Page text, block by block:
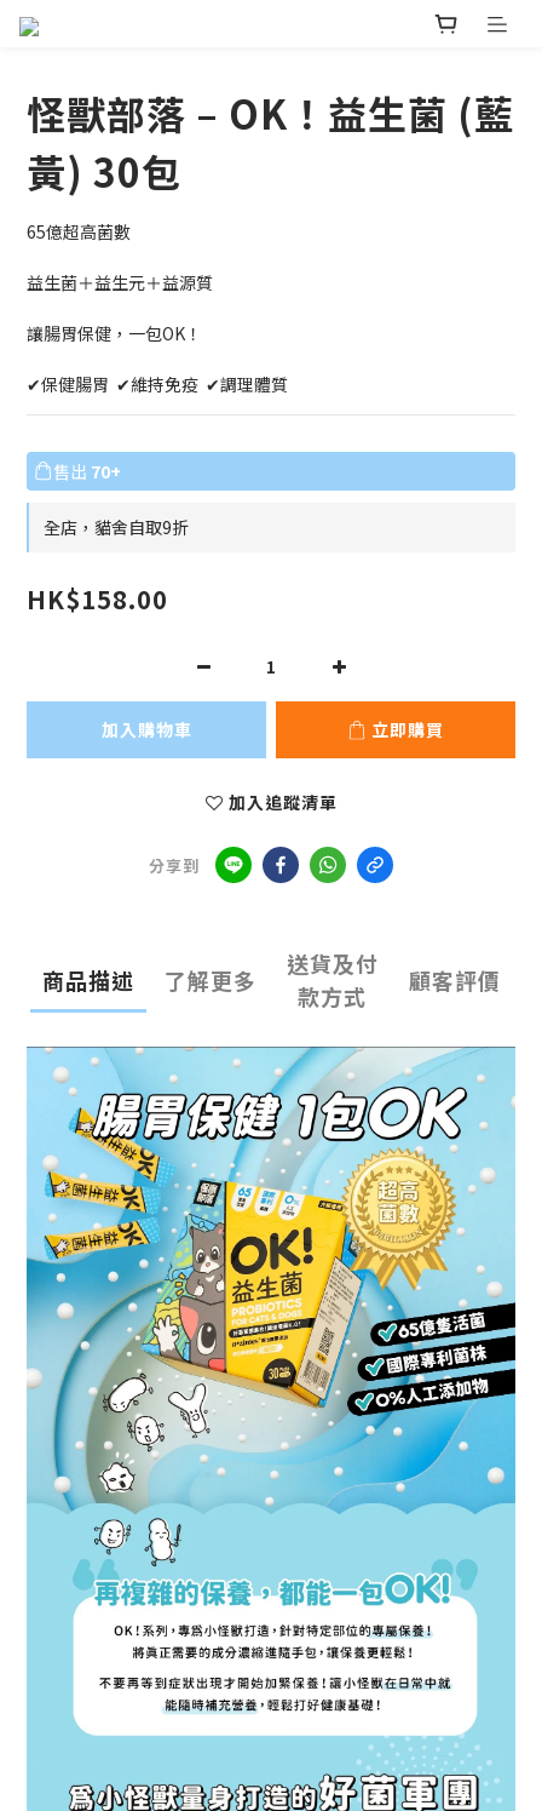
怪獸部落 – OK！益生菌 (藍
黃) 30包
65億超高菌數
益生菌＋益生元＋益源質
讓腸胃保健，一包OK！
✔保健腸胃  ✔維持免疫  ✔調理體質
售出 70+
全店，貓舍自取9折
HK$158.00
加入購物車 立即購買
加入追蹤清單
分享到
商品描述 了解更多
送貨及付
款方式
顧客評價